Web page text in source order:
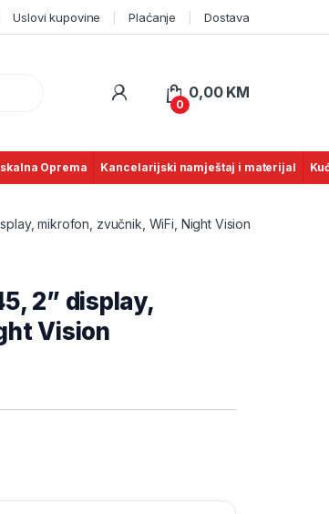
Uslovi kupovine Plaćanje Dostava
0
0,00 KM
Oprema Kancelarijski namještaj i materijal
mikrofon, zvučnik, WiFi, Night Vision
2” display,
Vision